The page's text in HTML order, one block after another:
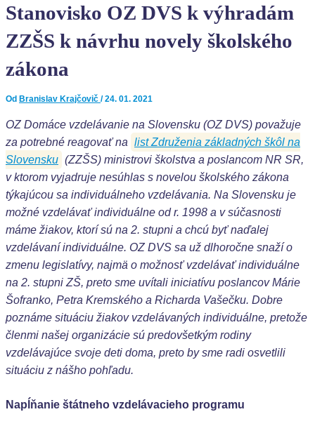
Stanovisko OZ DVS k výhradám
ZZŠS k návrhu novely školského
zákona
Od Branislav Krajčovič /24. 01. 2021
OZ Domáce vzdelávanie na Slovensku (OZ DVS) považuje
za potrebné reagovať na list Združenia základných škôl na
Slovensku (ZZŠS) ministrovi školstva a poslancom NR SR,
v ktorom vyjadruje nesúhlas s novelou školského zákona
týkajúcou sa individuálneho vzdelávania. Na Slovensku je
možné vzdelávať individuálne od r. 1998 a v súčasnosti
máme žiakov, ktorí sú na 2. stupni a chcú byť naďalej
vzdelávaní individuálne. OZ DVS sa už dlhoročne snaží o
zmenu legislatívy, najmä o možnosť vzdelávať individuálne
na 2. stupni ZŠ, preto sme uvítali iniciatívu poslancov Márie
Šofranko, Petra Kremského a Richarda Vašečku. Dobre
poznáme situáciu žiakov vzdelávaných individuálne, pretože
členmi našej organizácie sú predovšetkým rodiny
vzdelávajúce svoje deti doma, preto by sme radi osvetlili
situáciu z nášho pohľadu.
Napĺňanie štátneho vzdelávacieho programu